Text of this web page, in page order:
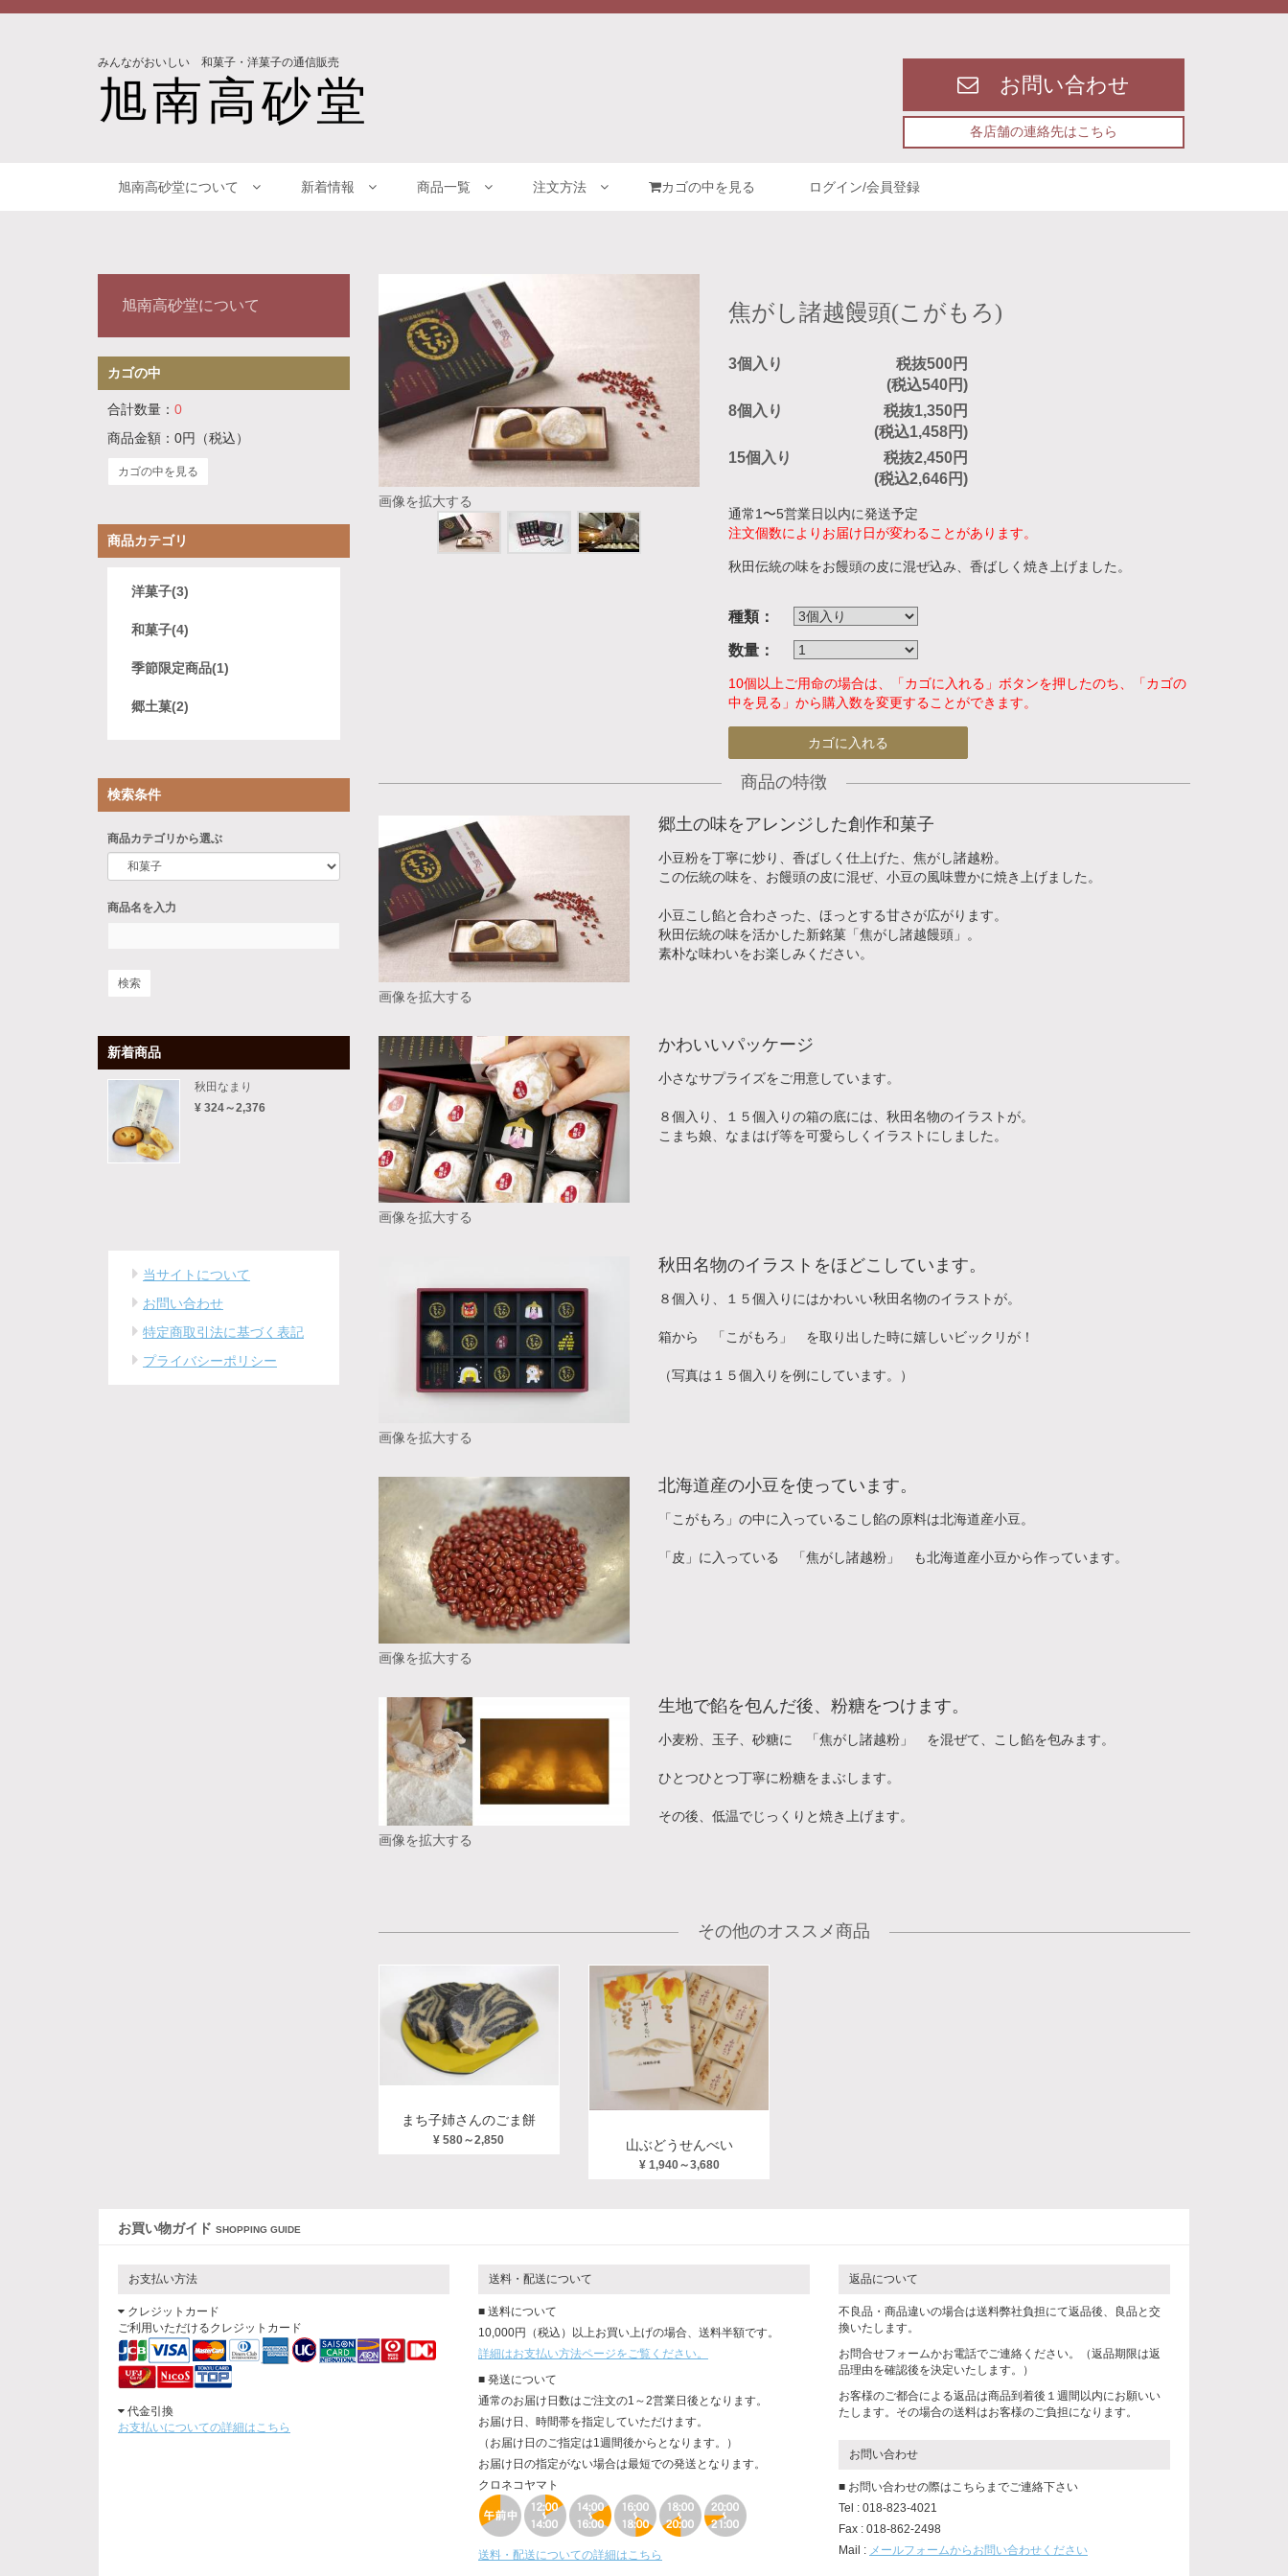
みんながおいしい 和菓子・洋菓子の通信販売
旭南高砂堂 お問い合わせ
各店舗の連絡先はこちら
旭南高砂堂について 新着情報 商品一覧 注文方法 カゴの中を見る ログイン/会員登録
画像を拡大する
焦がし諸越饅頭(こがもろ)
3個入り
税抜500円
(税込540円)
8個入り
税抜1,350円
(税込1,458円)
15個入り
税抜2,450円
(税込2,646円)
通常1〜5営業日以内に発送予定
注文個数によりお届け日が変わることがあります。
秋田伝統の味をお饅頭の皮に混ぜ込み、香ばしく焼き上げました。
種類：
数量：
10個以上ご用命の場合は、「カゴに入れる」ボタンを押したのち、「カゴの
中を見る」から購入数を変更することができます。
カゴに入れる
商品の特徴
画像を拡大する
郷土の味をアレンジした創作和菓子
小豆粉を丁寧に炒り、香ばしく仕上げた、焦がし諸越粉。
この伝統の味を、お饅頭の皮に混ぜ、小豆の風味豊かに焼き上げました。
小豆こし餡と合わさった、ほっとする甘さが広がります。
秋田伝統の味を活かした新銘菓「焦がし諸越饅頭」。
素朴な味わいをお楽しみください。
画像を拡大する
かわいいパッケージ
小さなサプライズをご用意しています。
８個入り、１５個入りの箱の底には、秋田名物のイラストが。
こまち娘、なまはげ等を可愛らしくイラストにしました。
画像を拡大する
秋田名物のイラストをほどこしています。
８個入り、１５個入りにはかわいい秋田名物のイラストが。
箱から 「こがもろ」 を取り出した時に嬉しいビックリが！
（写真は１５個入りを例にしています。）
画像を拡大する
北海道産の小豆を使っています。
「こがもろ」の中に入っているこし餡の原料は北海道産小豆。
「皮」に入っている 「焦がし諸越粉」 も北海道産小豆から作っています。
画像を拡大する
生地で餡を包んだ後、粉糖をつけます。
小麦粉、玉子、砂糖に 「焦がし諸越粉」 を混ぜて、こし餡を包みます。
ひとつひとつ丁寧に粉糖をまぶします。
その後、低温でじっくりと焼き上げます。
その他のオススメ商品
まち子姉さんのごま餅
¥ 580～2,850 山ぶどうせんべい
¥ 1,940～3,680
旭南高砂堂について
カゴの中
合計数量： 0
商品金額： 0円 （税込）
カゴの中を見る
商品カテゴリ
洋菓子(3)
和菓子(4)
季節限定商品(1)
郷土菓(2)
検索条件
商品カテゴリから選ぶ
商品名を入力
新着商品
秋田なまり
¥ 324～2,376
当サイトについて
お問い合わせ
特定商取引法に基づく表記
プライバシーポリシー
お買い物ガイド SHOPPING GUIDE
お支払い方法
クレジットカード
ご利用いただけるクレジットカード
代金引換
お支払いについての詳細はこちら
送料・配送について
■ 送料について
10,000円（税込）以上お買い上げの場合、送料半額です。
詳細はお支払い方法ページをご覧ください。
■ 発送について
通常のお届け日数はご注文の1～2営業日後となります。
お届け日、時間帯を指定していただけます。
（お届け日のご指定は1週間後からとなります。）
お届け日の指定がない場合は最短での発送となります。
クロネコヤマト
送料・配送についての詳細はこちら
返品について
不良品・商品違いの場合は送料弊社負担にて返品後、良品と交
換いたします。
お問合せフォームかお電話でご連絡ください。（返品期限は返
品理由を確認後を決定いたします。）
お客様のご都合による返品は商品到着後１週間以内にお願いい
たします。その場合の送料はお客様のご負担になります。
お問い合わせ
■ お問い合わせの際はこちらまでご連絡下さい
Tel : 018-823-4021
Fax : 018-862-2498
Mail : メールフォームからお問い合わせください